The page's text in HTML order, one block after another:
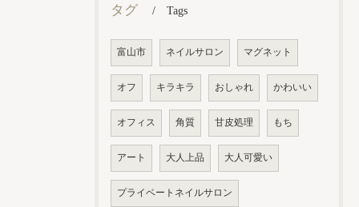
タグ Tags
富山市 ネイルサロン マグネット
オフ キラキラ おしゃれ かわいい
オフィス 角質 甘皮処理 もち
アート 大人上品 大人可愛い
プライベートネイルサロン